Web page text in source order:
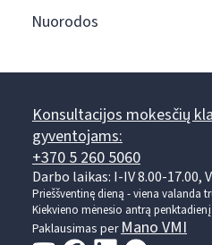
Nuorodos
Konsultacijos mokesčių
gyventojams:
+370 5 260 5060
Darbo laikas: I-IV 8.00-17.00,
Prieššventinę dieną - viena valanda
Kiekvieno mėnesio antrą penktadienį
Paklausimas perMano VMI